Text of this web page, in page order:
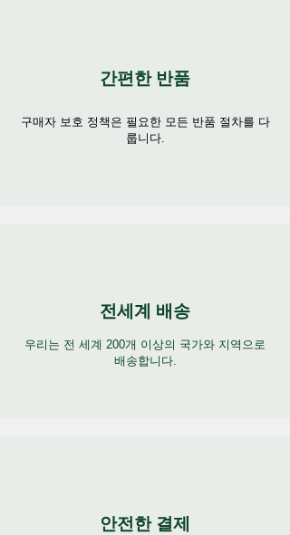
간편한 반품
구매자 보호 정책은 필요한 모든 반품 절차를 다
룹니다.
전세계 배송
우리는 전 세계 200개 이상의 국가와 지역으로
배송합니다.
안전한 결제